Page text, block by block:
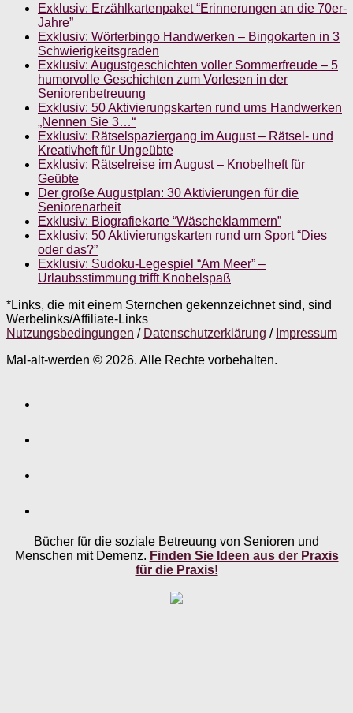
Exklusiv: Erzählkartenpaket “Erinnerungen an die 70er-
Jahre”
Exklusiv: Wörterbingo Handwerken – Bingokarten in 3
Schwierigkeitsgraden
Exklusiv: Augustgeschichten voller Sommerfreude – 5
humorvolle Geschichten zum Vorlesen in der
Seniorenbetreuung
Exklusiv: 50 Aktivierungskarten rund ums Handwerken
„Nennen Sie 3…“
Exklusiv: Rätselspaziergang im August – Rätsel- und
Kreativheft für Ungeübte
Exklusiv: Rätselreise im August – Knobelheft für
Geübte
Der große Augustplan: 30 Aktivierungen für die
Seniorenarbeit
Exklusiv: Biografiekarte “Wäscheklammern”
Exklusiv: 50 Aktivierungskarten rund um Sport “Dies
oder das?”
Exklusiv: Sudoku-Legespiel “Am Meer” –
Urlaubsstimmung trifft Knobelspaß
*Links, die mit einem Sternchen gekennzeichnet sind, sind
Werbelinks/Affiliate-Links
Nutzungsbedingungen / Datenschutzerklärung / Impressum
Mal-alt-werden © 2026. Alle Rechte vorbehalten.
Bücher für die soziale Betreuung von Senioren und
Menschen mit Demenz. Finden Sie Ideen aus der Praxis
für die Praxis!